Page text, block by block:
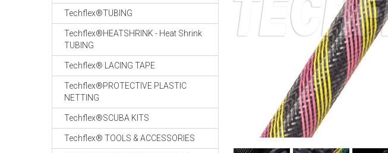
Techflex®TUBING
Techflex®HEATSHRINK - Heat Shrink
TUBING
Techflex® LACING TAPE
Techflex®PROTECTIVE PLASTIC
NETTING
Techflex®SCUBA KITS
Techflex® TOOLS & ACCESSORIES